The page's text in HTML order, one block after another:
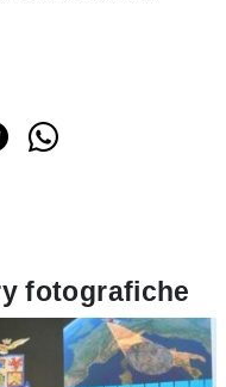
fotografiche